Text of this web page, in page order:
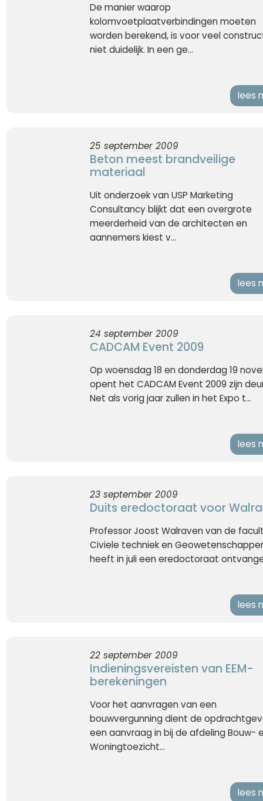
De manier waarop
kolomvoetplaatverbindingen moeten
worden berekend, is voor veel
niet duidelijk. In een ge...
lees
25 september 2009
Beton meest brandveilige
materiaal
Uit onderzoek van USP Marketing
Consultancy blijkt dat een overgrote
meerderheid van de architecten en
aannemers kiest v...
lees
24 september 2009
CADCAM Event 2009
Op woensdag 18 en donderdag 19
opent het CADCAM Event 2009 zijn
Net als vorig jaar zullen in het Expo t...
lees
23 september 2009
Duits eredoctoraat voor
Professor Joost Walraven van de
Civiele techniek en
heeft in juli een eredoctoraat
lees
22 september 2009
Indieningsvereisten van EEM-
berekeningen
Voor het aanvragen van een
bouwvergunning dient de
een aanvraag in bij de afdeling Bouw-
Woningtoezicht...
lees